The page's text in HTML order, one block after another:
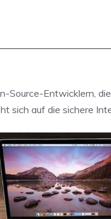
Source-Entwicklern,
sich auf die sichere